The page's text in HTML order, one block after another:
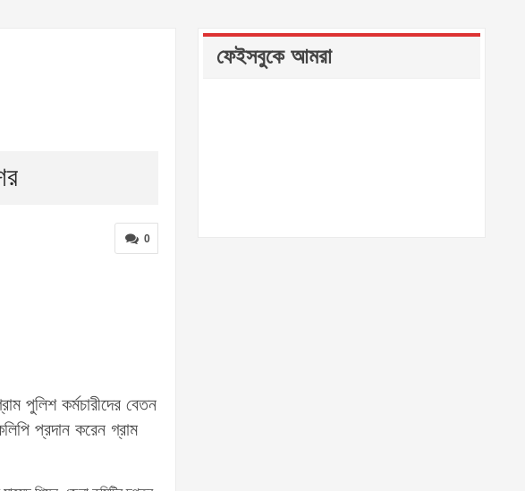
0
পুলিশ কর্মচারীদের বেতন
প্রদান করেন গ্রাম
ফেইসবুকে আমরা